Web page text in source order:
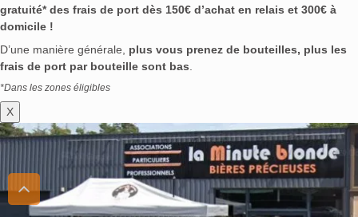
gratuité* des frais de port dès 150€ d’achat en relais et 300€ à
domicile !
D’une manière générale, plus vous prenez de bouteilles, plus les
frais de port par bouteille sont bas
*Dans les zones éligibles
X